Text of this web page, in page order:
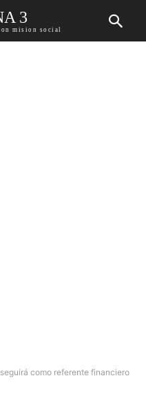
3
mision social
como referente financiero